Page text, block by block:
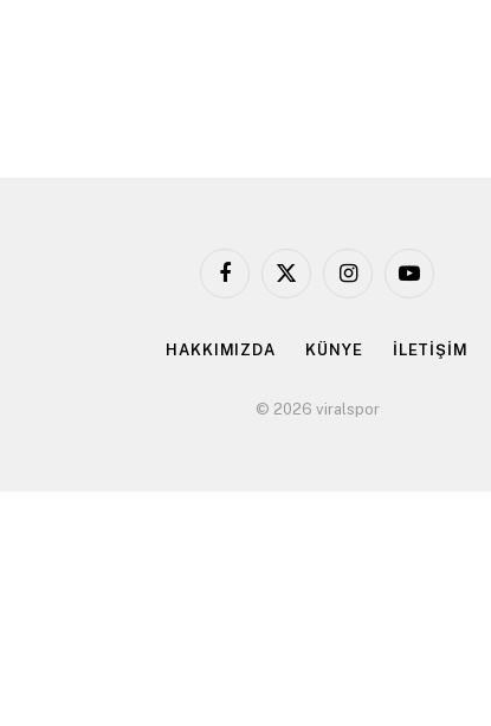
Facebook
X
InstagramYouTube
HAKKIMIZDA KÜNYE İLETİŞİM
© 2026 viralspor